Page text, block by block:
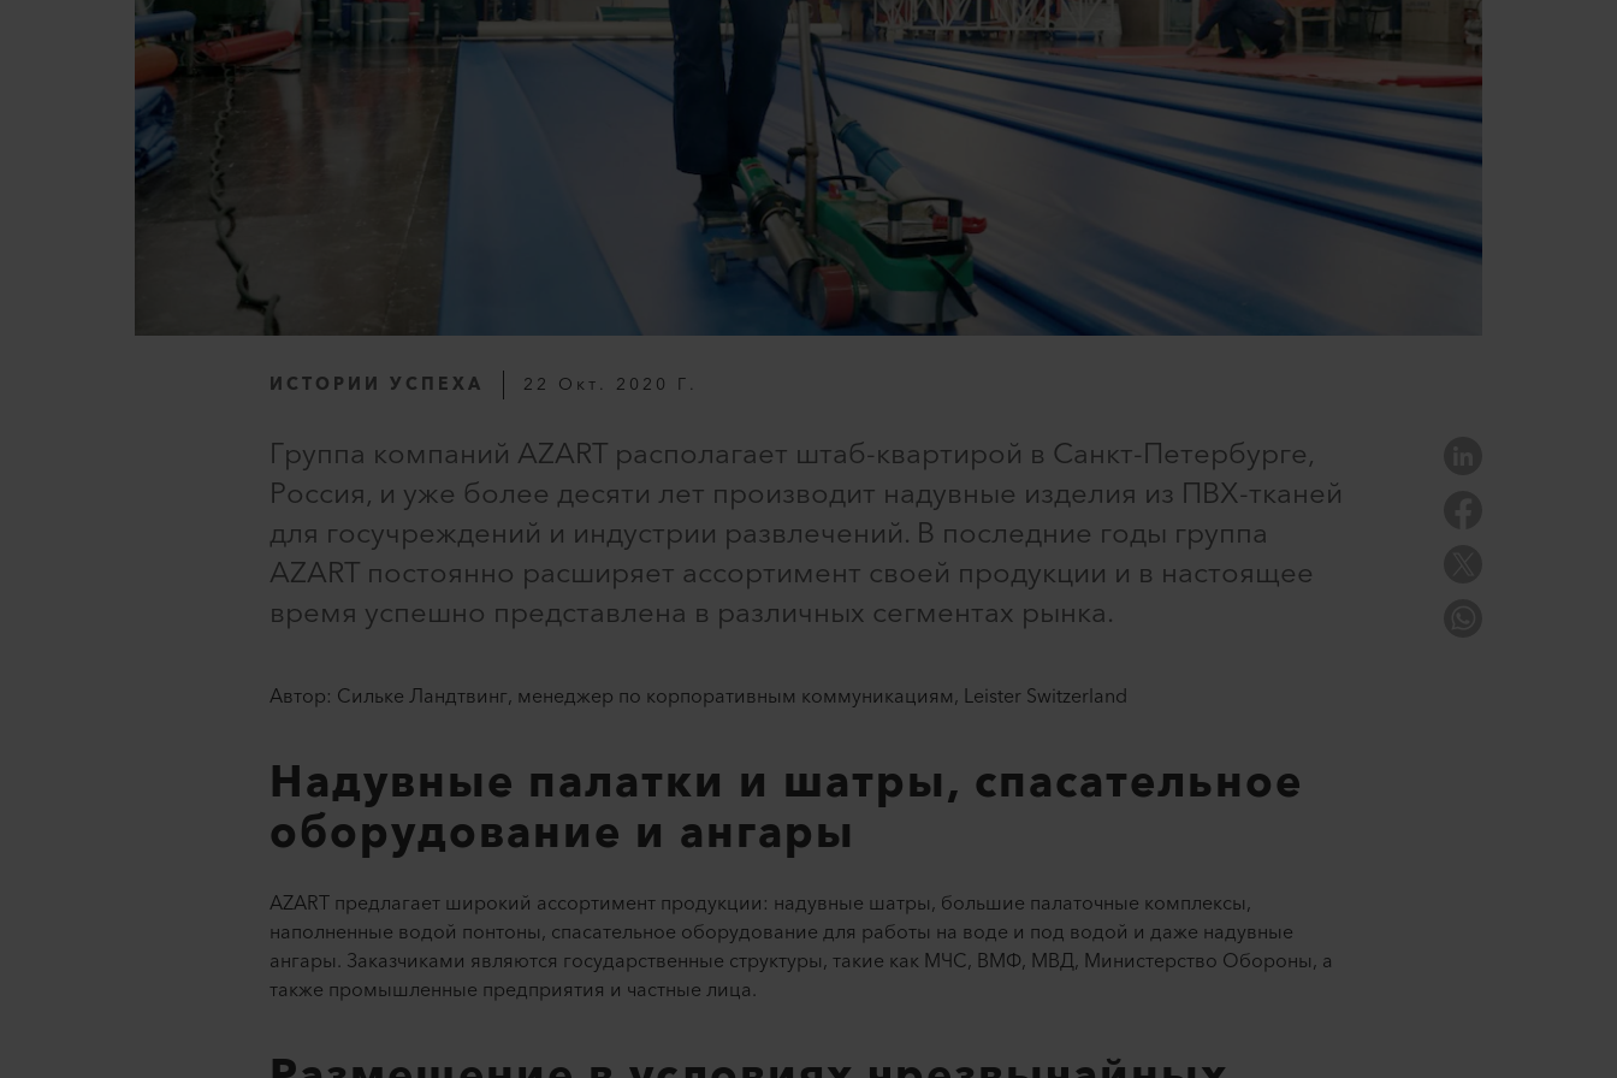
ИСТОРИИ УСПЕХА 22 Окт. 2020 Г.
Группа компаний AZART располагает штаб-квартирой в Санкт-Петербурге,
Россия, и уже более десяти лет производит надувные изделия из ПВХ-тканей
для госучреждений и индустрии развлечений. В последние годы группа
AZART постоянно расширяет ассортимент своей продукции и в настоящее
время успешно представлена в различных сегментах рынка.
Автор: Сильке Ландтвинг, менеджер по корпоративным коммуникациям, Leister Switzerland
Надувные палатки и шатры, спасательное
оборудование и ангары
AZART предлагает широкий ассортимент продукции: надувные шатры, большие палаточные комплексы,
наполненные водой понтоны, спасательное оборудование для работы на воде и под водой и даже надувные
ангары. Заказчиками являются государственные структуры, такие как МЧС, ВМФ, МВД, Министерство Обороны, а
также промышленные предприятия и частные лица.